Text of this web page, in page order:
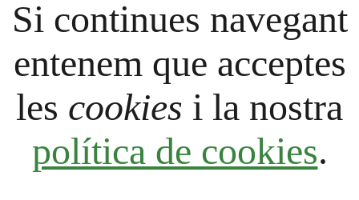
Si continues navegant
entenem que acceptes
les cookies i la nostra
política de cookies.